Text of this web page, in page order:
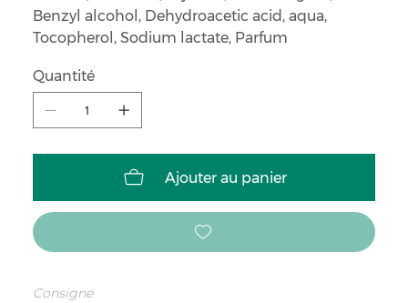
Benzyl alcohol, Dehydroacetic acid, aqua,
Tocopherol, Sodium lactate, Parfum
Quantité
Ajouter au panier
Consigne